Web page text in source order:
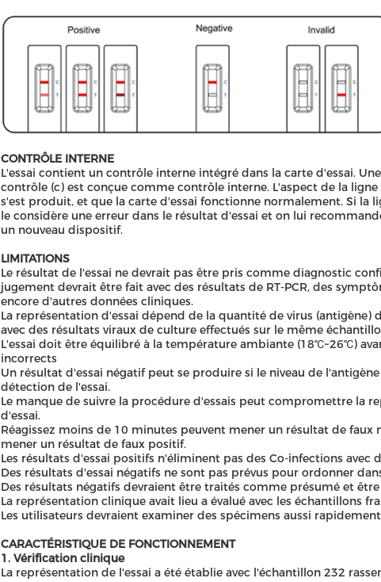
CONTRÔLE INTERNE
L'essai contient un contrôle interne intégré dans la carte d'essai.
contrôle (c) est conçue comme contrôle interne. L'aspect de la
s'est produit, et que la carte d'essai fonctionne normalement. Si la
le considère une erreur dans le résultat d'essai et on lui
un nouveau dispositif.
LIMITATIONS
Le résultat de l'essai ne devrait pas être pris comme diagnostic
jugement devrait être fait avec des résultats de RT-PCR, des
encore d'autres données cliniques.
La représentation d'essai dépend de la quantité de virus
avec des résultats viraux de culture effectués sur le même
L'essai doit être équilibré à la température ambiante (18℃~26℃)
incorrects
Un résultat d'essai négatif peut se produire si le niveau de
détection de l'essai.
Le manque de suivre la procédure d'essais peut compromettre la
d'essai.
Réagissez moins de 10 minutes peuvent mener un résultat de faux
mener un résultat de faux positif.
Les résultats d'essai positifs n'éliminent pas des Co-infections avec
Des résultats d'essai négatifs ne sont pas prévus pour ordonner
Des résultats négatifs devraient être traités comme présumé et
La représentation clinique avait lieu a évalué avec les échantillons
Les utilisateurs devraient examiner des spécimens aussi
CARACTÉRISTIQUE DE FONCTIONNEMENT
1. Vérification clinique
La représentation de l'essai a été établie avec l'échantillon 232